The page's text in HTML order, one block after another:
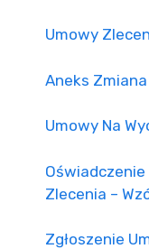
Umowy
Aneks
Umowy Na
Zlecenia –
Zgłoszenie